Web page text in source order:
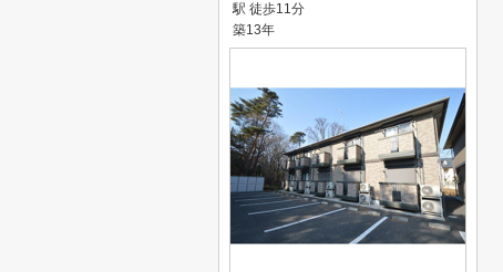
駅 徒歩11分
築13年